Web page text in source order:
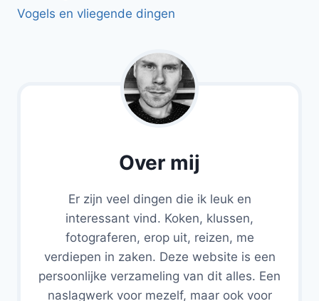
Vogels en vliegende dingen
Over mij
Er zijn veel dingen die ik leuk en
interessant vind. Koken, klussen,
fotograferen, erop uit, reizen, me
verdiepen in zaken. Deze website is een
persoonlijke verzameling van dit alles. Een
naslagwerk voor mezelf, maar ook voor